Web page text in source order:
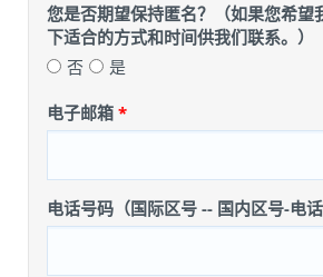
您是否期望保持匿名？（如果您希望
下适合的方式和时间供我们联系。）
否
是
电子邮箱
电话号码（国际区号 -- 国内区号-电话